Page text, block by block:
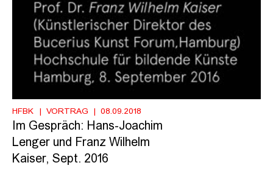
HFBK VORTRAG 08.09.2018
Im Gespräch: Hans-Joachim
Lenger und Franz Wilhelm
Kaiser, Sept. 2016